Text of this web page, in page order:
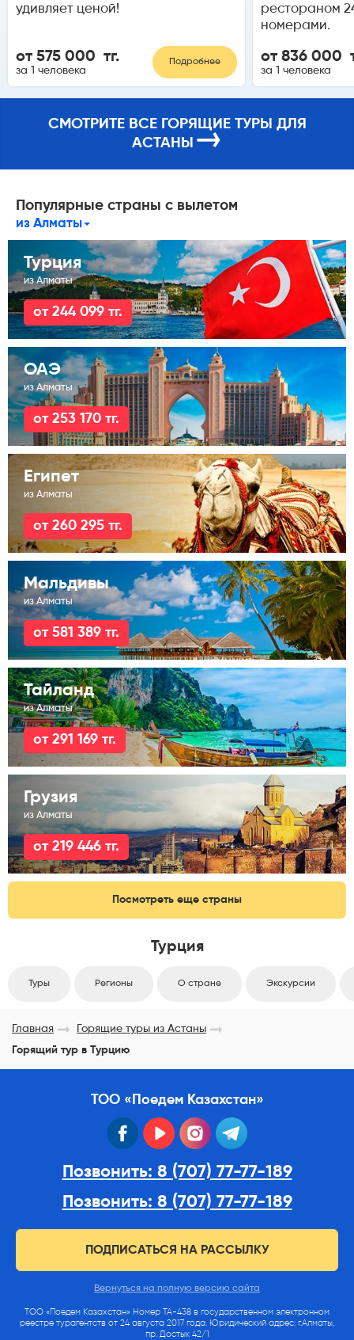
удивляет ценой!
от 575 000 тг.
за 1 человека
Подробнее
рестораном
номерами.
от 836 000
за 1 человека
СМОТРИТЕ ВСЕ ГОРЯЩИЕ ТУРЫ ДЛЯ
АСТАНЫ →
Популярные страны с вылетом
из Алматы
Турция
из Алматы
от 244 099 тг.
ОАЭ
из Алматы
от 253 170 тг.
Египет
из Алматы
от 260 295 тг.
Мальдивы
из Алматы
от 581 389 тг.
Тайланд
из Алматы
от 291 169 тг.
Грузия
из Алматы
от 219 446 тг.
Посмотреть еще страны
Турция
Туры Регионы О стране Экскурсии
Главная
Горящие туры из Астаны
Горящий тур в Турцию
ТОО «Поедем Казахстан»
facebook youtube instagram
Позвонить: 8 (707) 77-77-189
Позвонить: 8 (707) 77-77-189
ПОДПИСАТЬСЯ НА РАССЫЛКУ
Вернуться на полную версию сайта
ТОО «Поедем Казахстан» Номер ТА-438 в государственном электронном
реестре турагентств от 24 августа 2017 года. Юридический адрес: г.Алматы,
пр. Достык 42/1